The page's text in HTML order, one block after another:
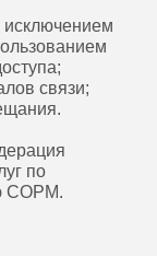
исключением
связи;
по
СОРМ.